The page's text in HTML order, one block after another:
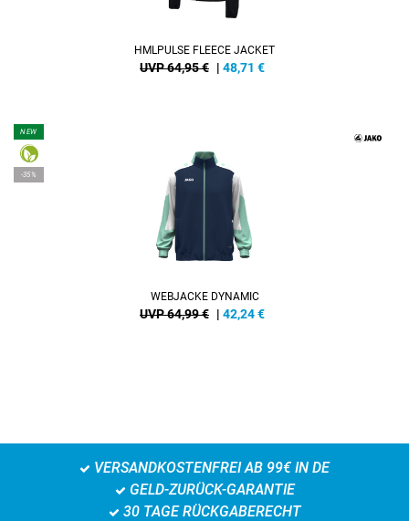
HMLPULSE FLEECE JACKET
UVP 64,95 € | 48,71 €
NEW
-35%
WEBJACKE DYNAMIC
UVP 64,99 € | 42,24€
VERSANDKOSTENFREI AB 99€ IN DE
GELD-ZURÜCK-GARANTIE
30 TAGE RÜCKGABERECHT